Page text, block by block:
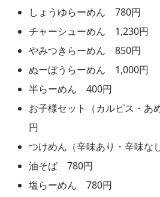
しょうゆらーめん 780円
チャーシューめん 1,230円
やみつきらーめん 850円
ぬーぼうらーめん 1,000円
半らーめん 400円
お子様セット（カルピス・
円
つけめん（辛味あり・辛味
油そば 780円
塩らーめん 780円